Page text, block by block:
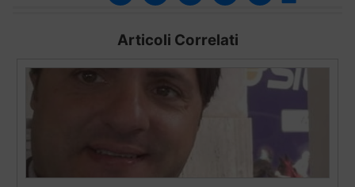
Articoli Correlati